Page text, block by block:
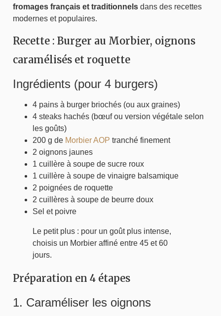
fromages français et traditionnels dans des recettes
modernes et populaires.
Recette : Burger au Morbier, oignons
caramélisés et roquette
Ingrédients (pour 4 burgers)
4 pains à burger briochés (ou aux graines)
4 steaks hachés (bœuf ou version végétale selon
les goûts)
200 g de Morbier AOP tranché finement
2 oignons jaunes
1 cuillère à soupe de sucre roux
1 cuillère à soupe de vinaigre balsamique
2 poignées de roquette
2 cuillères à soupe de beurre doux
Sel et poivre
Le petit plus : pour un goût plus intense,
choisis un Morbier affiné entre 45 et 60
jours.
Préparation en 4 étapes
1. Caraméliser les oignons